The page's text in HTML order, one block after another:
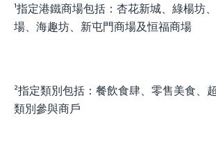
¹指定港鐵商場包括：杏花新城、綠楊坊
場、海趣坊、新屯門商場及恒福商場
²指定類別包括：餐飲食肆、零售美食、
類別參與商戶